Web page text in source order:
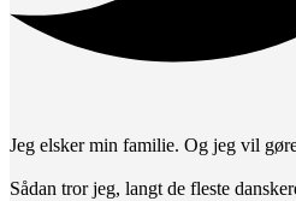
Jeg elsker min familie. Og jeg vil
Sådan tror jeg, langt de fleste